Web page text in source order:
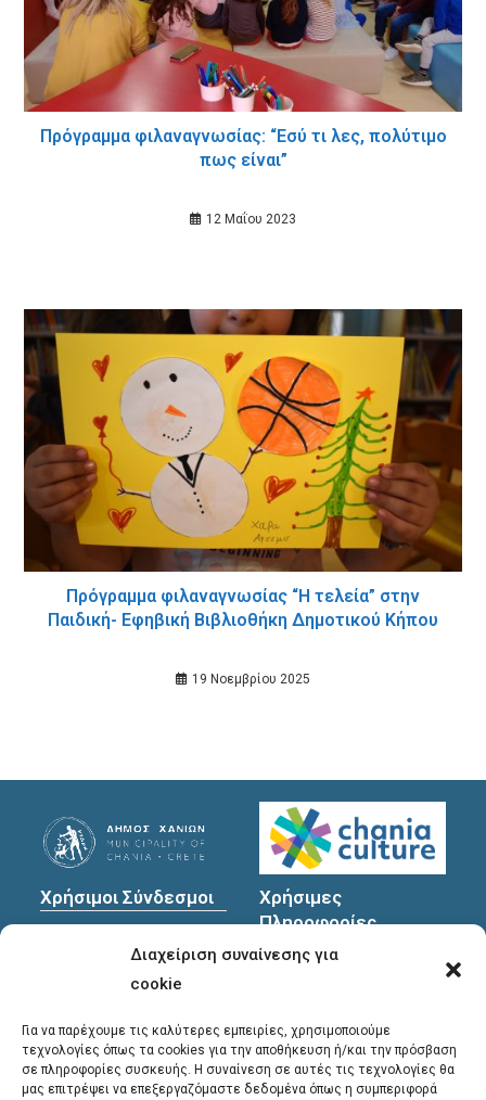
Διαχείριση συναίνεσης για
cookie
Για να παρέχουμε τις καλύτερες εμπειρίες, χρησιμοποιούμε
τεχνολογίες όπως τα cookies για την αποθήκευση ή/και την πρόσβαση
σε πληροφορίες συσκευής. Η συναίνεση σε αυτές τις τεχνολογίες θα
μας επιτρέψει να επεξεργαζόμαστε δεδομένα όπως η συμπεριφορά
Πρόγραμμα φιλαναγνωσίας: “Εσύ τι λες, πολύτιμο
πως είναι”
12 Μαΐου 2023
Πρόγραμμα φιλαναγνωσίας “Η τελεία” στην
Παιδική- Εφηβική Βιβλιοθήκη Δημοτικού Κήπου
19 Νοεμβρίου 2025
Χρήσιμοι Σύνδεσμοι
Προσωπικών
Χρήσιμες
Πληροφορίες
Διεύθυνση
Χανιά, 731 35
Τηλέφωνα
επικοινωνίας: